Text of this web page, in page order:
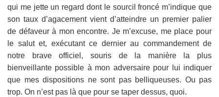
qui me jette un regard dont le sourcil froncé m’indique que
son taux d’agacement vient d’atteindre un premier palier
de défaveur à mon encontre. Je m’excuse, me place pour
le salut et, exécutant ce dernier au commandement de
notre brave officiel, souris de la manière la plus
bienveillante possible à mon adversaire pour lui indiquer
que mes dispositions ne sont pas belliqueuses. Ou pas
trop. On n’est pas là que pour se taper dessus, quoi.